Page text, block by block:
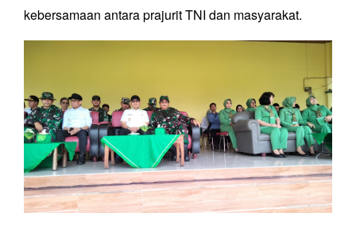
kebersamaan antara prajurit TNI dan masyarakat.